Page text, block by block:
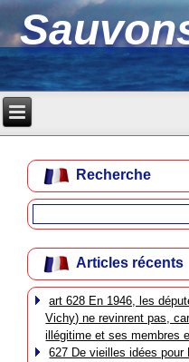
Recherche
Articles récents
art 628 En 1946, les
Vichy) ne revinrent pas,
illégitime et ses membres
627 De vieilles idées